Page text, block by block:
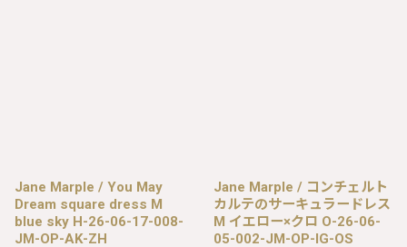
Jane Marple / You May
Dream square dress M
blue sky H-26-06-17-008-
JM-OP-AK-ZH
Jane Marple / コンチェルト
カルテのサーキュラードレス
M イエロー×クロ O-26-06-
05-002-JM-OP-IG-OS